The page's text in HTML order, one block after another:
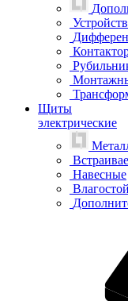
Щиты
электрические
Навесные